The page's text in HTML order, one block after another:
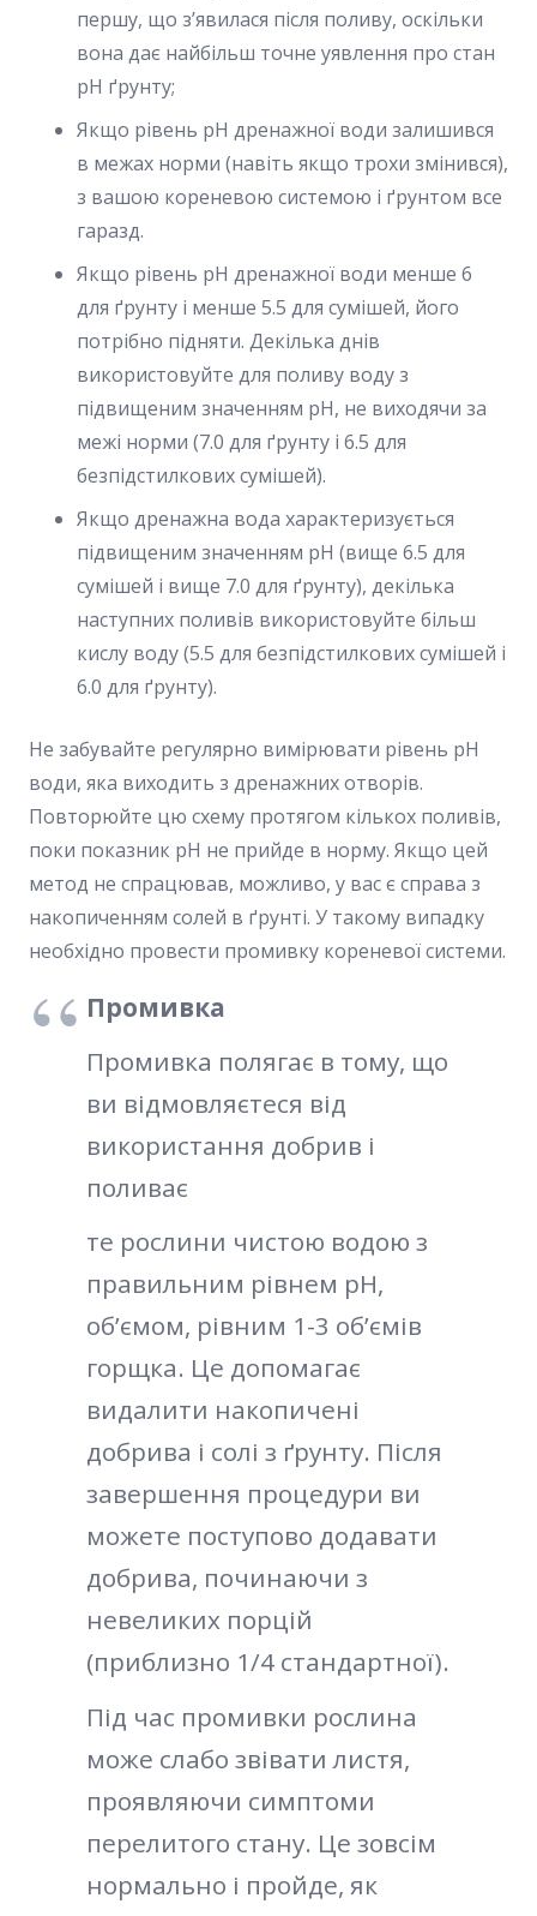
першу, що з’явилася після поливу, оскільки
вона дає найбільш точне уявлення про стан
pH ґрунту;
Якщо рівень pH дренажної води залишився
в межах норми (навіть якщо трохи змінився),
з вашою кореневою системою і ґрунтом все
гаразд.
Якщо рівень pH дренажної води менше 6
для ґрунту і менше 5.5 для сумішей, його
потрібно підняти. Декілька днів
використовуйте для поливу воду з
підвищеним значенням pH, не виходячи за
межі норми (7.0 для ґрунту і 6.5 для
безпідстилкових сумішей).
Якщо дренажна вода характеризується
підвищеним значенням pH (вище 6.5 для
сумішей і вище 7.0 для ґрунту), декілька
наступних поливів використовуйте більш
кислу воду (5.5 для безпідстилкових сумішей і
6.0 для ґрунту).
Не забувайте регулярно вимірювати рівень pH
води, яка виходить з дренажних отворів.
Повторюйте цю схему протягом кількох поливів,
поки показник pH не прийде в норму. Якщо цей
метод не спрацював, можливо, у вас є справа з
накопиченням солей в ґрунті. У такому випадку
необхідно провести промивку кореневої системи.
Промивка
Промивка полягає в тому, що
ви відмовляєтеся від
використання добрив і
поливає
те рослини чистою водою з
правильним рівнем pH,
об’ємом, рівним 1-3 об’ємів
горщка. Це допомагає
видалити накопичені
добрива і солі з ґрунту. Після
завершення процедури ви
можете поступово додавати
добрива, починаючи з
невеликих порцій
(приблизно 1/4 стандартної).
Під час промивки рослина
може слабо звівати листя,
проявляючи симптоми
перелитого стану. Це зовсім
нормально і пройде, як